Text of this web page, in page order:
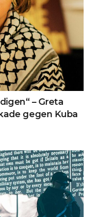
– Greta
gegen Kuba